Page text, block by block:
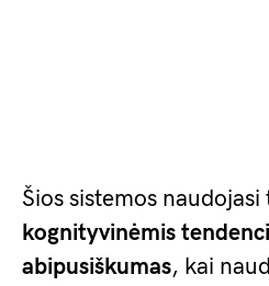
Šios sistemos
kognityvinėmis
abipusiškumas, kai